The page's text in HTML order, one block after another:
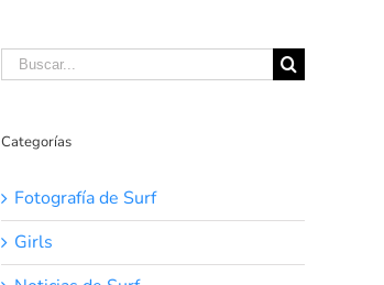
Buscar:
Categorías
Fotografía de Surf
Girls